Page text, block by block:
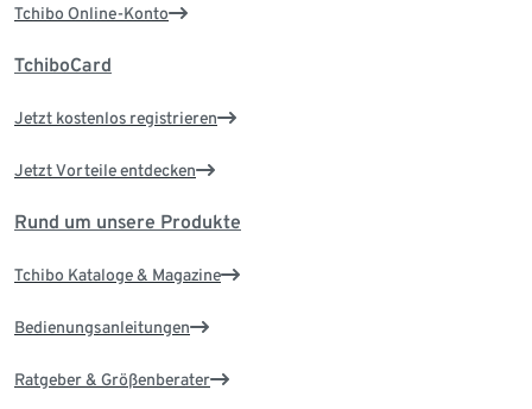
Tchibo Online-Konto
TchiboCard
Jetzt kostenlos registrieren
Jetzt Vorteile entdecken
Rund um unsere Produkte
Tchibo Kataloge & Magazine
Bedienungsanleitungen
Ratgeber & Größenberater